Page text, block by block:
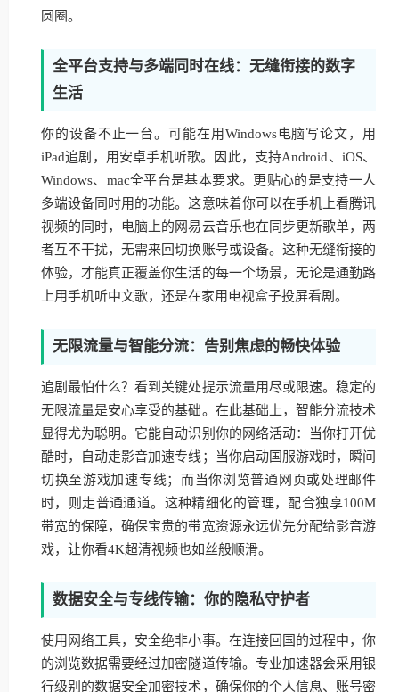
圆圈。
全平台支持与多端同时在线：无缝衔接的数字
生活
你的设备不止一台。可能在用Windows电脑写论文，用
iPad追剧，用安卓手机听歌。因此，支持Android、iOS、
Windows、mac全平台是基本要求。更贴心的是支持一人
多端设备同时用的功能。这意味着你可以在手机上看腾讯
视频的同时，电脑上的网易云音乐也在同步更新歌单，两
者互不干扰，无需来回切换账号或设备。这种无缝衔接的
体验，才能真正覆盖你生活的每一个场景，无论是通勤路
上用手机听中文歌，还是在家用电视盒子投屏看剧。
无限流量与智能分流：告别焦虑的畅快体验
追剧最怕什么？看到关键处提示流量用尽或限速。稳定的
无限流量是安心享受的基础。在此基础上，智能分流技术
显得尤为聪明。它能自动识别你的网络活动：当你打开优
酷时，自动走影音加速专线；当你启动国服游戏时，瞬间
切换至游戏加速专线；而当你浏览普通网页或处理邮件
时，则走普通通道。这种精细化的管理，配合独享100M
带宽的保障，确保宝贵的带宽资源永远优先分配给影音游
戏，让你看4K超清视频也如丝般顺滑。
数据安全与专线传输：你的隐私守护者
使用网络工具，安全绝非小事。在连接回国的过程中，你
的浏览数据需要经过加密隧道传输。专业加速器会采用银
行级别的数据安全加密技术，确保你的个人信息、账号密